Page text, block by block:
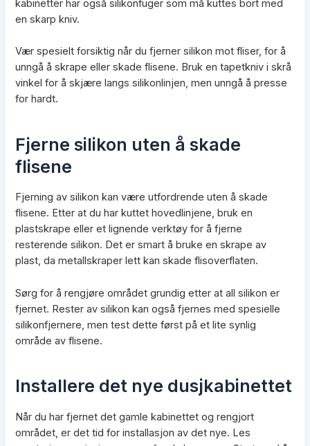
kabinetter har også silikonfuger som må kuttes bort med
en skarp kniv.
Vær spesielt forsiktig når du fjerner silikon mot fliser, for å
unngå å skrape eller skade flisene. Bruk en tapetkniv i skrå
vinkel for å skjære langs silikonlinjen, men unngå å presse
for hardt.
Fjerne silikon uten å skade
flisene
Fjerning av silikon kan være utfordrende uten å skade
flisene. Etter at du har kuttet hovedlinjene, bruk en
plastskrape eller et lignende verktøy for å fjerne
resterende silikon. Det er smart å bruke en skrape av
plast, da metallskraper lett kan skade flisoverflaten.
Sørg for å rengjøre området grundig etter at all silikon er
fjernet. Rester av silikon kan også fjernes med spesielle
silikonfjernere, men test dette først på et lite synlig
område av flisene.
Installere det nye dusjkabinettet
Når du har fjernet det gamle kabinettet og rengjort
området, er det tid for installasjon av det nye. Les